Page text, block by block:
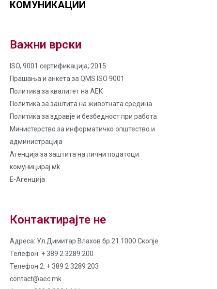
КОМУНИКАЦИИ
Важни врски
ISO, 9001 сертификација; 2015
Прашања и анкета за QMS ISO 9001
Политика за квалитет на AЕК
Политика за заштита на животната средина
Политика за здравје и безбедност при работа
Министерство за информатичко општество и
администрација
Агенција за заштита на лични податоци
комуницирај.мk
Е-Агенција
Контактирајте не
Адреса: Ул.Димитар Влахов бр.21 1000 Скопје
Телефон: + 389 2 3289 200
Телефон 2: + 389 2 3289 203
contact@aec.mk